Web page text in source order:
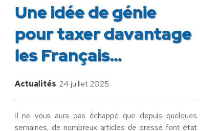
Une idée de génie
pour taxer davantage
les Français…
Actualités 24 juillet 2025
Il ne vous aura pas échappé que depuis quelques
semaines, de nombreux articles de presse font état